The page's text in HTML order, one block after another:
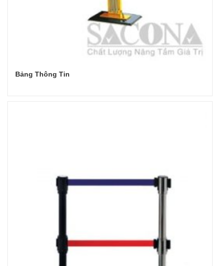
Bảng Thông Tin